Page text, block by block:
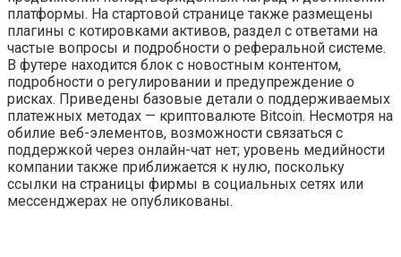
платформы. На стартовой странице также размещены
плагины с котировками активов, раздел с ответами на
частые вопросы и подробности о реферальной системе.
В футере находится блок с новостным контентом,
подробности о регулировании и предупреждение о
рисках. Приведены базовые детали о поддерживаемых
платежных методах — криптовалюте Bitcoin. Несмотря на
обилие веб-элементов, возможности связаться с
поддержкой через онлайн-чат нет; уровень медийности
компании также приближается к нулю, поскольку
ссылки на страницы фирмы в социальных сетях или
мессенджерах не опубликованы.